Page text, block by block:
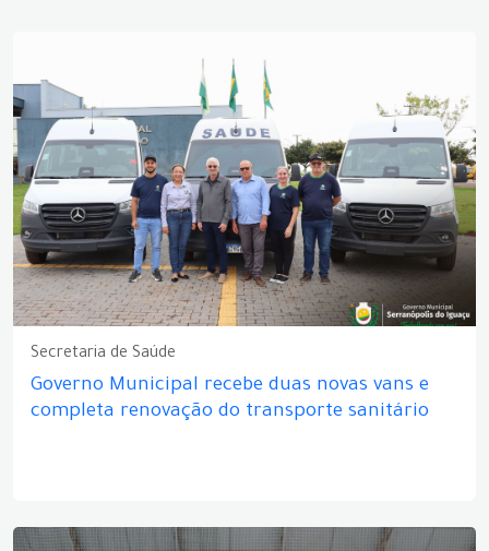
Secretaria de Saúde
Governo Municipal recebe duas novas vans e
completa renovação do transporte sanitário